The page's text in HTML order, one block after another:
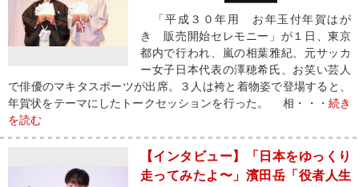
「平成３０年用 お年玉付年賀はが
き 販売開始セレモニー」が１日、東京
都内で行われ、嵐の相葉雅紀、元サッカ
ー女子日本代表の澤穂希氏、お笑い芸人
で俳優のマキタスポーツが出席。３人は袴と着物姿で登場すると、
年賀状をテーマにしたトークセッションを行った。 相・・・ 続き
を読む
【インタビュー】「日本をゆっくり
走ってみたよ〜」濱田岳「役者人生